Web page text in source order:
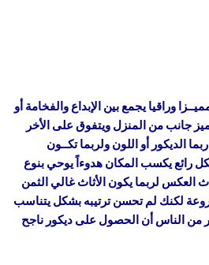
وراقيا يجمع بين الإبداع والفخامة أو
جانب من المنزل ويتفوق على الأخر
الديكور أو اللون ولربما تكــون
رائع يكسب المكان هدوءاً يوحي بنوع
العكس لربما يكون الأثاث غالي الثمن
لكنك لم تحسن ترتيبه بشكل يتناسب
من الناس أن الحصول على ديكور ناجح